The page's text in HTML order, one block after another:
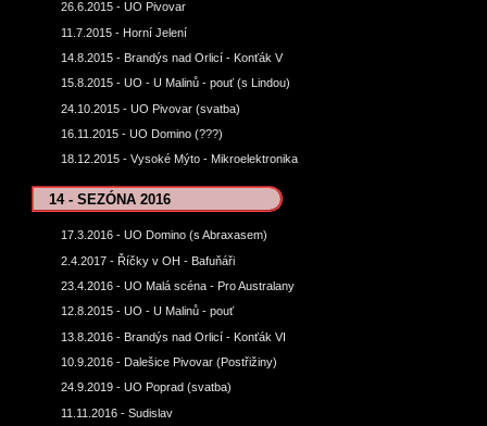
26.6.2015 - UO Pivovar
11.7.2015 - Horní Jelení
14.8.2015 - Brandýs nad Orlicí - Konťák V
15.8.2015 - UO - U Malinů - pouť (s Lindou)
24.10.2015 - UO Pivovar (svatba)
16.11.2015 - UO Domino (???)
18.12.2015 - Vysoké Mýto - Mikroelektronika
14 - SEZÓNA 2016
17.3.2016 - UO Domino (s Abraxasem)
2.4.2017 - Říčky v OH - Bafuňáři
23.4.2016 - UO Malá scéna - Pro Australany
12.8.2015 - UO - U Malinů - pouť
13.8.2016 - Brandýs nad Orlicí - Konťák VI
10.9.2016 - Dalešice Pivovar (Postřižiny)
24.9.2019 - UO Poprad (svatba)
11.11.2016 - Sudislav